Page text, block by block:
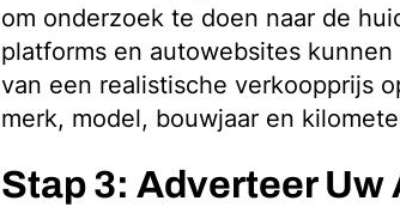
om onderzoek te doen naar de
platforms en autowebsites
van een realistische verkoopprijs
merk, model, bouwjaar en
Stap 3: Adverteer Uw